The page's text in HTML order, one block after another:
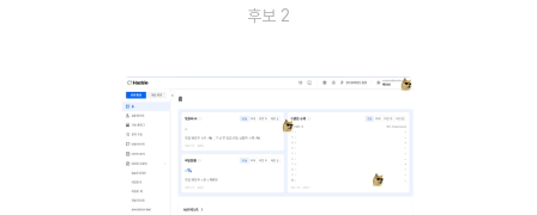
후보 2